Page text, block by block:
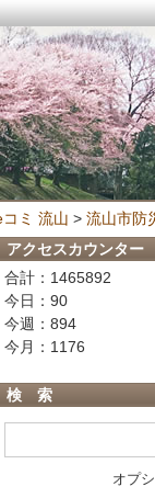
コミ 流山 > 流山市防
アクセスカウンター
合計：1465892
今日：90
今週：894
今月：1176
検 索
オプ